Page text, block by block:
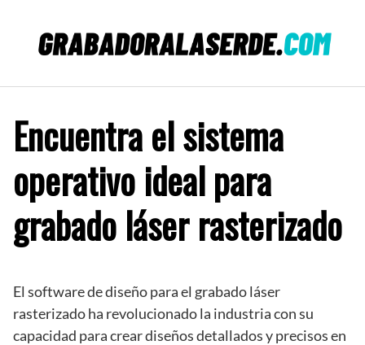
contenido
Encuentra el sistema
operativo ideal para
grabado láser rasterizado
El software de diseño para el grabado láser
rasterizado ha revolucionado la industria con su
capacidad para crear diseños detallados y precisos en